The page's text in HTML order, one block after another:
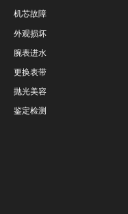
机芯故障
外观损坏
腕表进水
更换表带
抛光美容
鉴定检测